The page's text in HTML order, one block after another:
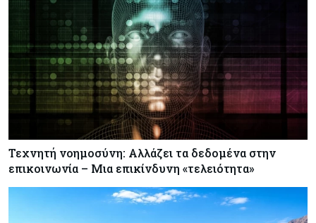
Τεχνητή νοημοσύνη: Αλλάζει τα δεδομένα στην
επικοινωνία – Μια επικίνδυνη «τελειότητα»